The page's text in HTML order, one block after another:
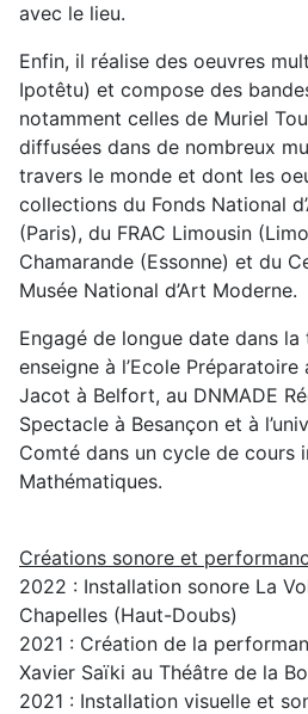
avec le lieu.
Enfin, il réalise des oeuvres
Ipotêtu) et compose des
notamment celles de Muriel
diffusées dans de nombreux
travers le monde et dont les
collections du Fonds National
(Paris), du FRAC Limousin
Chamarande (Essonne) et du
Musée National d’Art Moderne.
Engagé de longue date dans la
enseigne à l’Ecole
Jacot à Belfort, au DNMADE
Spectacle à Besançon et à
Comté dans un cycle de cours
Mathématiques.
Créations sonore et
2022 : Installation sonore La
Chapelles (Haut-Doubs)
2021 : Création de la
Xavier Saïki au Théâtre de la
2021 : Installation visuelle et